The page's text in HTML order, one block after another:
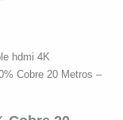
hdmi 4K
Cobre 20 Metros –